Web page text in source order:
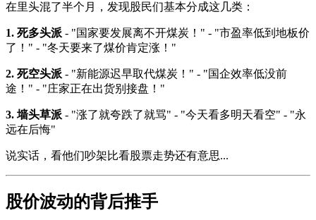
在里头混了半个月，发现股民们基本分成这几类：
1. 死多头派 - "国家要发展离不开煤炭！" - "市盈率低到地板价
了！" - "冬天要来了煤价肯定涨！"
2. 死空头派 - "新能源迟早取代煤炭！" - "国企效率低没前
途！" - "庄家正在出货别接盘！"
3. 墙头草派 - "涨了就夸跌了就骂" - "今天看多明天看空" - "永
远在后悔"
说实话，看他们吵架比看股票走势还有意思...
股价波动的背后推手